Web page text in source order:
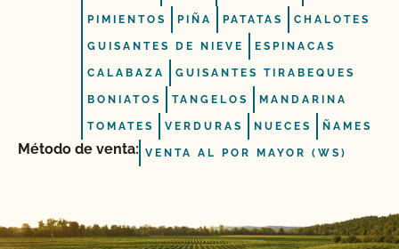
PIMIENTOS PIÑA PATATAS CHALOTES
GUISANTES DE NIEVE ESPINACAS
CALABAZA GUISANTES TIRABEQUES
BONIATOS TANGELOS MANDARINA
TOMATES VERDURAS NUECES ÑAMES
Método de venta: VENTA AL POR MAYOR (WS)